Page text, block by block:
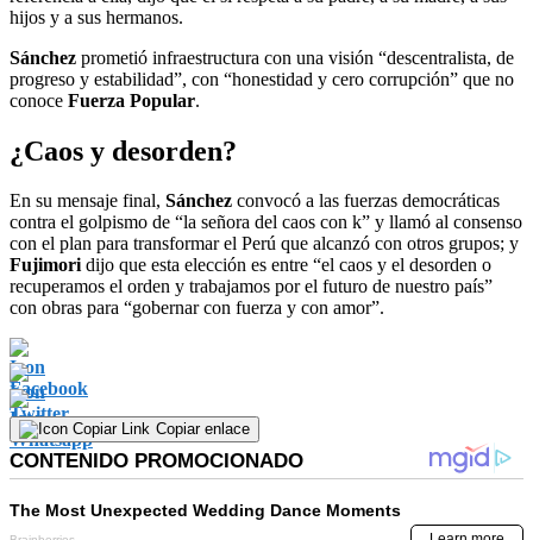
hijos y a sus hermanos.
Sánchez prometió infraestructura con una visión “descentralista, de
progreso y estabilidad”, con “honestidad y cero corrupción” que no
conoce Fuerza Popular.
¿Caos y desorden?
En su mensaje final, Sánchez convocó a las fuerzas democráticas
contra el golpismo de “la señora del caos con k” y llamó al consenso
con el plan para transformar el Perú que alcanzó con otros grupos; y
Fujimoridijo que esta elección es entre “el caos y el desorden o
recuperamos el orden y trabajamos por el futuro de nuestro país”
con obras para “gobernar con fuerza y con amor”.
Copiar enlace